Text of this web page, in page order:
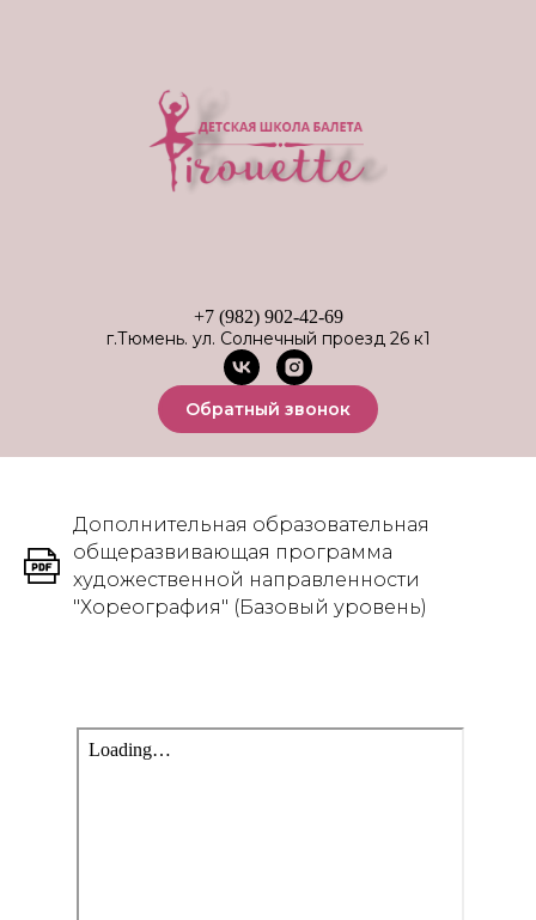
+7 (982) 902-42-69
г.Тюмень. ул. Солнечный проезд 26 к1
Обратный звонок
Дополнительная образовательная
общеразвивающая программа
художественной направленности
"Хореография" (Базовый уровень)